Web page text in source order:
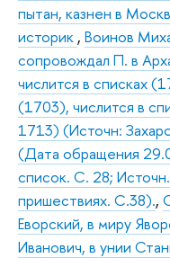
пытан, казнен в
историк , Воинов
сопровождал П. в
числится в списках
(1703), числится в
1713) (Источн:
(Дата обращения
список. С. 28;
пришествиях. С.38).,
Еворский, в миру
Иванович, в унии